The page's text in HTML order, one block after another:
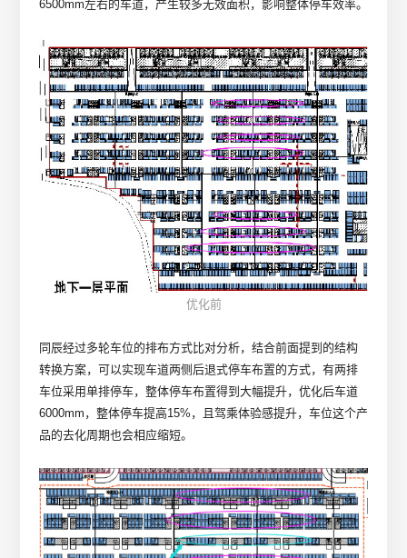
6500mm左右的车道，产生较多无效面积，影响整体停车效率。
优化前
同辰经过多轮车位的排布方式比对分析，结合前面提到的结构
转换方案，可以实现车道两侧后退式停车布置的方式，有两排
车位采用单排停车，整体停车布置得到大幅提升，优化后车道
6000mm，整体停车提高15%，且驾乘体验感提升，车位这个产
品的去化周期也会相应缩短。